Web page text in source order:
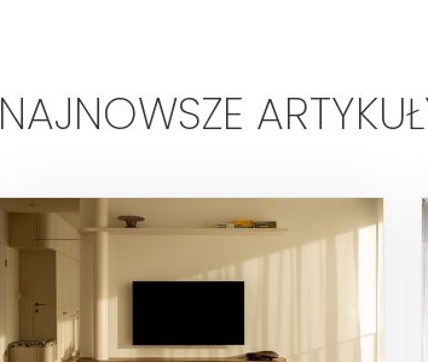
NAJNOWSZE